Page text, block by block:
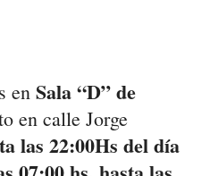
en Sala “D” de
en calle Jorge
las 22:00Hs deldía